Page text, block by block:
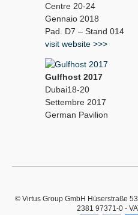
Centre 20-24
Gennaio 2018
Pad. D7 – Stand 014
visit website >>>
Gulfhost 2017
Dubai18-20
Settembre 2017
German Pavilion
© Virtus Group GmbH Hüserstraße
2381 97371-0 -